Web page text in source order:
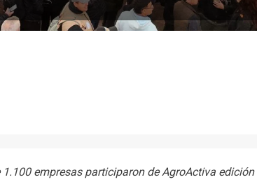
1.100 empresas participaron de AgroActiva